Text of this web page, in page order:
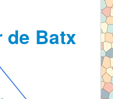
de Batx